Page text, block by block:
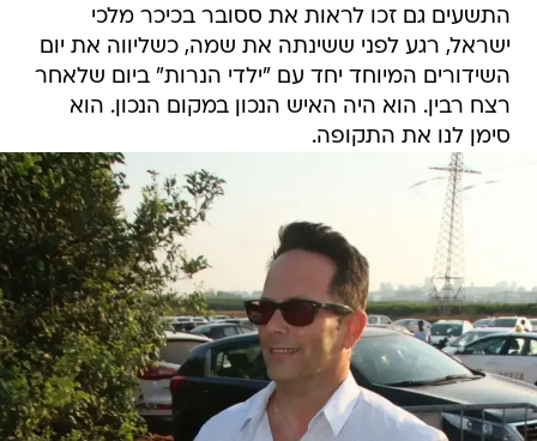
התשעים גם זכו לראות את ססובר בכיכר מלכי
ישראל, רגע לפני ששינתה את שמה, כשליווה את יום
השידורים המיוחד יחד עם "ילדי הנרות" ביום שלאחר
רצח רבין. הוא היה האיש הנכון במקום הנכון. הוא
סימן לנו את התקופה.